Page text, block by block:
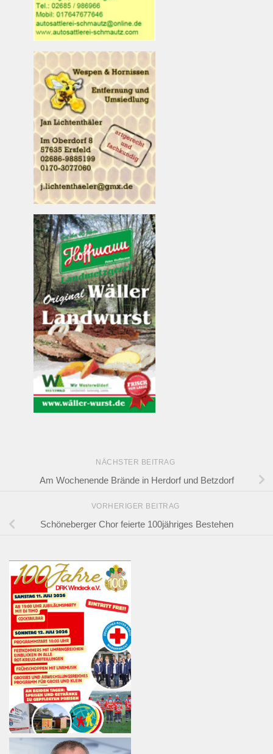
NÄCHSTER BEITRAG
Am Wochenende Brände in Herdorf und Betzdorf
VORHERIGER BEITRAG
Schöneberger Chor feierte 100jähriges Bestehen